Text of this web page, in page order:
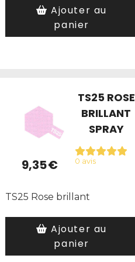
Ajouter au
panier
TS25 ROSE
BRILLANT
SPRAY
0 avis
9,35€
TS25 Rose brillant
Ajouter au
panier